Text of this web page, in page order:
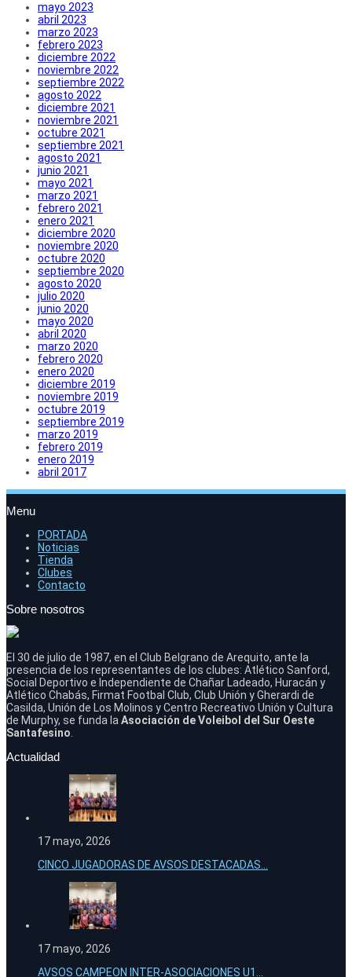
mayo 2023
abril 2023
marzo 2023
febrero 2023
diciembre 2022
noviembre 2022
septiembre 2022
agosto 2022
diciembre 2021
noviembre 2021
octubre 2021
septiembre 2021
agosto 2021
junio 2021
mayo 2021
marzo 2021
febrero 2021
enero 2021
diciembre 2020
noviembre 2020
octubre 2020
septiembre 2020
agosto 2020
julio 2020
junio 2020
mayo 2020
abril 2020
marzo 2020
febrero 2020
enero 2020
diciembre 2019
noviembre 2019
octubre 2019
septiembre 2019
marzo 2019
febrero 2019
enero 2019
abril 2017
Menu
PORTADA
Noticias
Tienda
Clubes
Contacto
Sobre nosotros
El 30 de julio de 1987, en el Club Belgrano de Arequito, ante la
presencia de los representantes de los clubes: Atlético Sanford,
Social Deportivo e Independiente de Chañar Ladeado, Huracán y
Atlético Chabás, Firmat Footbal Club, Club Unión y Gherardi de
Casilda, Unión de Los Molinos y Centro Recreativo Unión y Cultura
de Murphy, se funda la Asociación de Voleibol del Sur Oeste
Santafesino
Actualidad
17 mayo, 2026
CINCO JUGADORAS DE AVSOS DESTACADAS...
17 mayo, 2026
AVSOS CAMPEON INTER-ASOCIACIONES U1...